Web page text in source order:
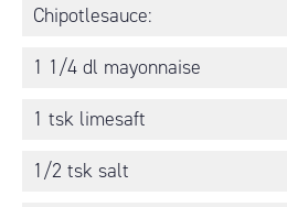
Chipotlesauce:
1 1/4 dl mayonnaise
1 tsk limesaft
1/2 tsk salt